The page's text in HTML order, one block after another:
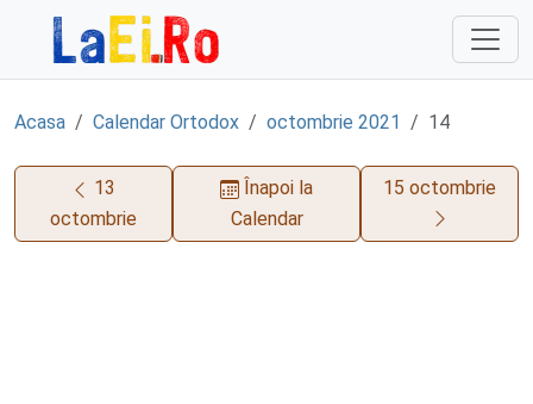
Sari la continut
Acasa Calendar Ortodox octombrie 2021 14
13
octombrie
Înapoi la
Calendar
15 octombrie